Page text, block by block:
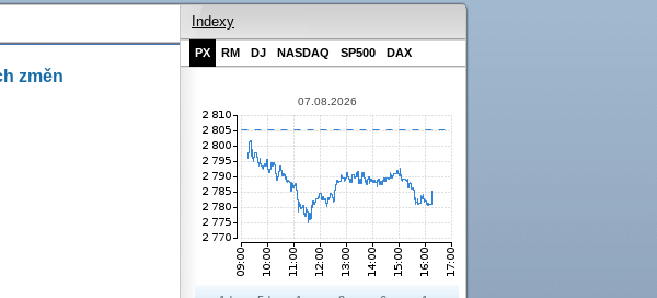
změn
Indexy
PX RM DJ NASDAQ SP500 DAX
07.08.2026